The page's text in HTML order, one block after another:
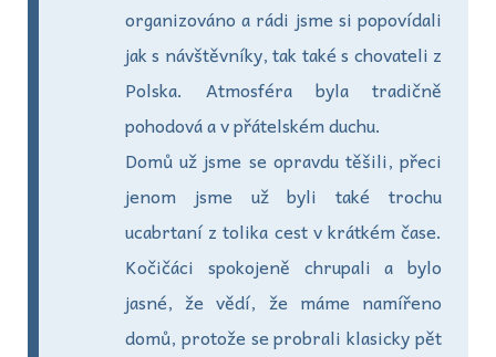
organizováno a rádi jsme si popovídali
jak s návštěvníky, tak také s chovateli z
Polska. Atmosféra byla tradičně
pohodová a v přátelském duchu.
Domů už jsme se opravdu těšili, přeci
jenom jsme už byli také trochu
ucabrtaní z tolika cest v krátkém čase.
Kočičáci spokojeně chrupali a bylo
jasné, že vědí, že máme namířeno
domů, protože se probrali klasicky pět